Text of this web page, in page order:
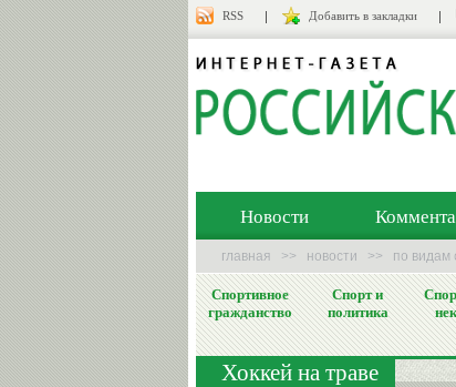
RSS Добавить в закладки
Новости
главная >> новости >> по видам
Спортивное
гражданство
Спорт и
политика
Хоккей на траве